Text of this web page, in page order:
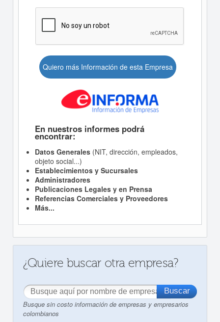
Quiero más Información de esta Empresa
En nuestros informes podrá
encontrar:
Datos Generales(NIT, dirección, empleados,
objeto social...)
Establecimientos y Sucursales
Administradores
Publicaciones Legales y en Prensa
Referencias Comerciales y Proveedores
Más...
¿Quiere buscar otra empresa?
Busque sin costo información de empresas y empresarios
colombianos